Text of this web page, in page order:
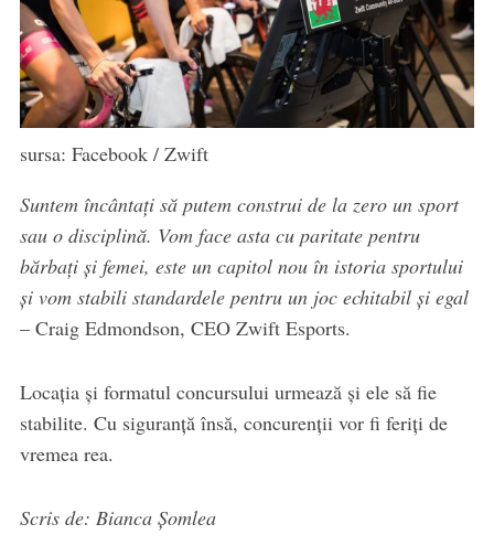
sursa: Facebook / Zwift
Suntem încântați să putem construi de la zero un sport
sau o disciplină. Vom face asta cu paritate pentru
bărbați și femei, este un capitol nou în istoria sportului
și vom stabili standardele pentru un joc echitabil și egal
– Craig Edmondson, CEO Zwift Esports.
Locația și formatul concursului urmează și ele să fie
stabilite. Cu siguranță însă, concurenții vor fi feriți de
vremea rea.
Scris de: Bianca Șomlea